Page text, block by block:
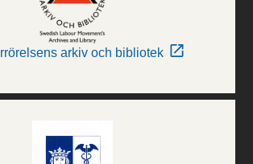
arkiv och bibliotek